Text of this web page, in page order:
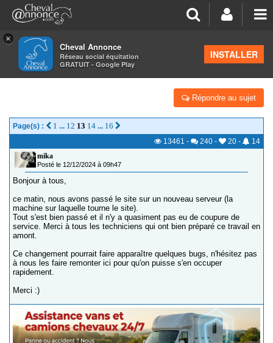
×
Cheval Annonce
Réseau social équitation
GRATUIT - Google Play
INSTALLER
>Discussions générales
CHANGEMENT DE SERVEUR POUR LE SITE
Répondre au sujet
Page(s) : 1 ... 12 13 14 ... 16
13461 - 240 - 20 -
14
mika
Posté le 12/12/2024 à 09h47
Bonjour à tous,
ce matin, nous avons passé le site sur un nouveau serveur (la
machine sur laquelle tourne le site).
Tout s'est bien passé et il n'y a quasiment pas eu de coupure de
service. Merci à tous les techniciens qui ont bien préparé ce travail en
amont.
Ce changement pourrait faire apparaître quelques bugs, n'hésitez pas
à nous les faire remonter ici pour qu'on puisse s'en occuper
rapidement.
Merci :)